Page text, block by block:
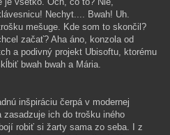
Nechyt.... Bwah! Uh.
mešuge. Kde som to skončil?
začať? Aha áno, konzola od
a podivný projekt Ubisoftu, ktorému
bwah bwah a Mária.
inšpiráciu čerpá v modernej
ich do trošku iného
robiť si žarty sama zo seba. I z